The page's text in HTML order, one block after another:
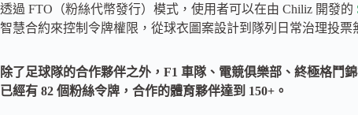
透過 FTO（粉絲代幣發行）模式，使用者可以在由 Chiliz 開發的
智慧合約來控制令牌權限，從球衣圖案設計到隊列日常治理投票
除了足球隊的合作夥伴之外，F1 車隊、電競俱樂部、終極格鬥
已經有 82 個粉絲令牌，合作的體育夥伴達到 150+。